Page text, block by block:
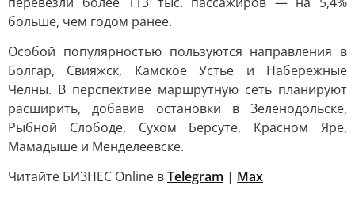
больше, чем годом ранее.
Особой популярностью пользуются направления в
Болгар, Свияжск, Камское Устье и Набережные
Челны. В перспективе маршрутную сеть планируют
расширить, добавив остановки в Зеленодольске,
Рыбной Слободе, Сухом Берсуте, Красном Яре,
Мамадыше и Менделеевске.
Читайте БИЗНЕС Online вTelegram | Max